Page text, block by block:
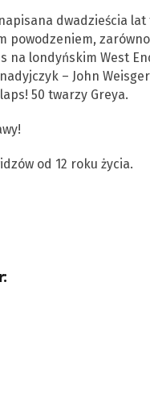
dwadzieścia
powodzeniem,
na londyńskim West
– John
50 twarzy Greya.
od 12 roku życia.